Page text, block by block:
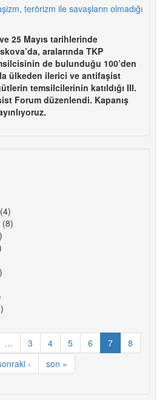
terörizm ile savaşların olmadığı
25 Mayıs tarihlerinde
aralarında TKP
de bulunduğu 100’den
ülkeden ilerici ve antifaşist
temsilcilerinin katıldığı III.
Forum düzenlendi. Kapanış
(4)
(8)
… 3 4 5 6 7
8
› son »